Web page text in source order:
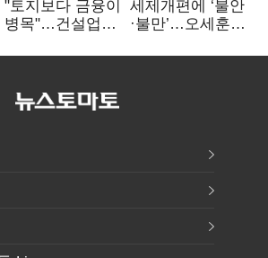
"토지보다 금융이
병목"…건설업계,
해소 목소리
세제개편에 ‘불안
·불만’…오세훈
더 힘들어질 것"